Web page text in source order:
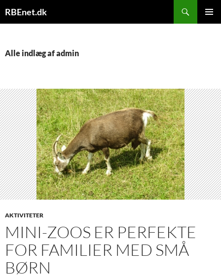
tilRBEnet.dk
Alle indlæg af admin
AKTIVITETER
MINI-ZOOS ER PERFEKTE
FOR FAMILIER MED SMÅ
BØRN